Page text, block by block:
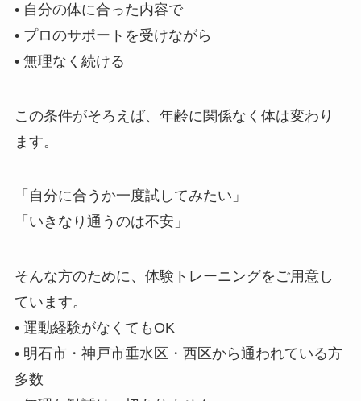
• 自分の体に合った内容で
• プロのサポートを受けながら
• 無理なく続ける
この条件がそろえば、年齢に関係なく体は変わり
ます。
「自分に合うか一度試してみたい」
「いきなり通うのは不安」
そんな方のために、体験トレーニングをご用意し
ています。
• 運動経験がなくてもOK
• 明石市・神戸市垂水区・西区から通われている方
多数